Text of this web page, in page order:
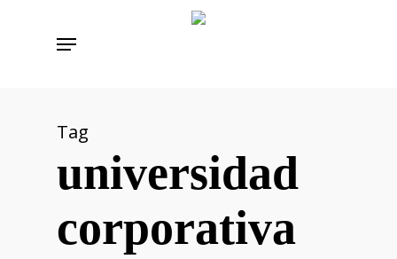
Menu
Tag
universidad
corporativa